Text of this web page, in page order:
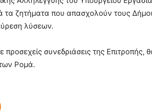
τα ζητήματα που απασχολούν τους
λύσεων.
προσεχείς συνεδριάσεις της Επιτροπής,
Ρομά.